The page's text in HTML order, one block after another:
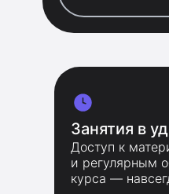
Занятия в
Доступ к
и регулярным
курса —